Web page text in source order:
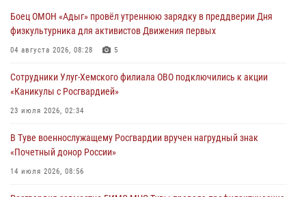
31 июля 2026, 03:49
Сотрудники вневедомственной охраны приняли участие в акции
29 июля 2026, 09:41
26 сигналов «Тревога» с автотранспортов отработали экипажи
29 июля 2026, 08:37 1
В Туве офицер Росгвардии подвела итоги юбилейного личного
Боец ОМОН «Адыг» провёл утреннюю зарядку в преддверии Дня
физкультурника для активистов Движения первых
04 августа 2026, 08:28 5
Сотрудники Улуг-Хемского филиала ОВО подключились к акции
«Каникулы с Росгвардией»
23 июля 2026, 02:34
В Туве военнослужащему Росгвардии вручен нагрудный знак
«Почетный донор России»
14 июля 2026, 08:56